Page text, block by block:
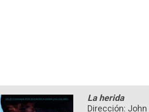
La herida
Dirección: